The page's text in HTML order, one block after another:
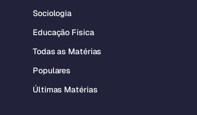
Sociologia
Educação Física
Todas as Matérias
Populares
Últimas Matérias